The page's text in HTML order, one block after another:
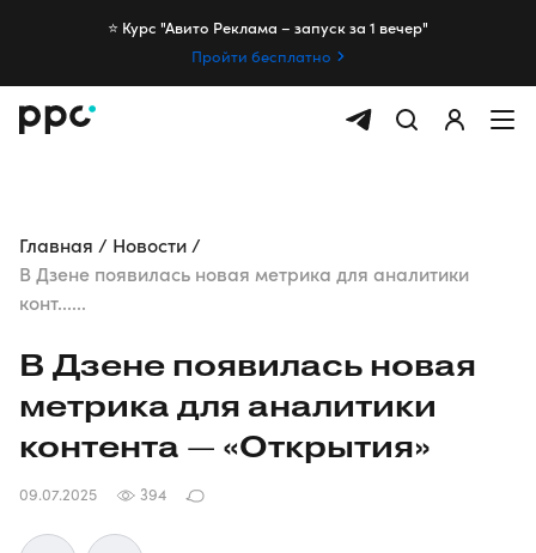
⭐️ Курс "Авито Реклама – запуск за 1 вечер"
Пройти бесплатно
Главная
Новости
В Дзене появилась новая метрика для аналитики
конт......
В Дзене появилась новая
метрика для аналитики
контента — «Открытия»
09.07.2025 394